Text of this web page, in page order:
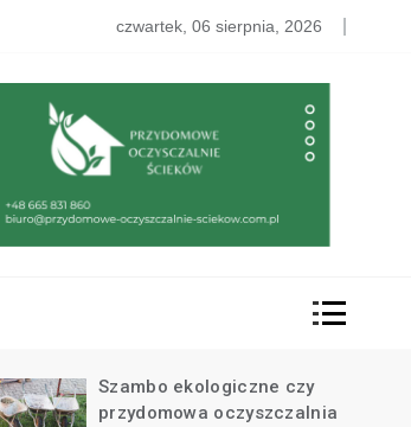
przydomowa oczyszczalnia ścieków?
czwartek, 06 sierpnia, 2026
Szambo ekologiczne czy
przydomowa oczyszczalnia